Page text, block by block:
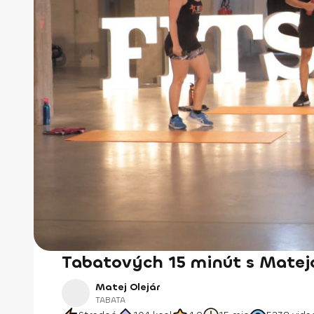
Tabatových 15 minút s
Matej Olejár
TABATA